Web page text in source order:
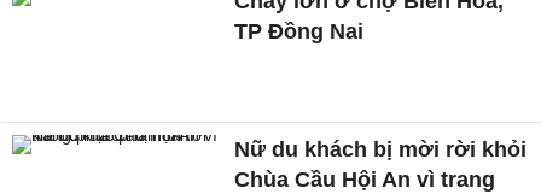
TP Đồng Nai
Nữ du khách bị mời rời khỏi
Chùa Cầu Hội An vì trang